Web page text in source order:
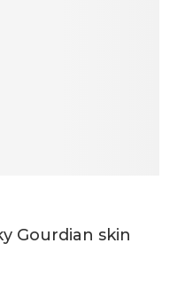
Gourdian skin